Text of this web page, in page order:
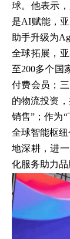
球。他表示
是AI赋能，
助手升级为
全球拓展，
至200多个国
付费会员；
的物流投资
销售”；作为
全球智能枢
地深耕，进
化服务助力品